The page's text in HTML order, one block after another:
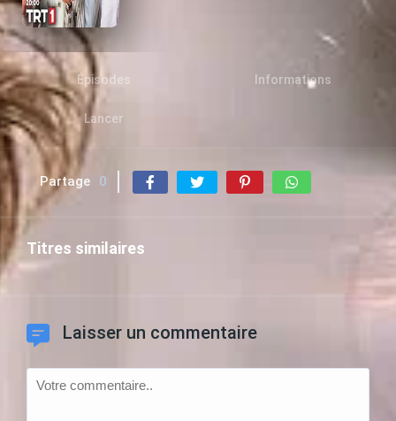
Épisodes Informations
Lancer
Partage 0
Titres similaires
Laisser un commentaire